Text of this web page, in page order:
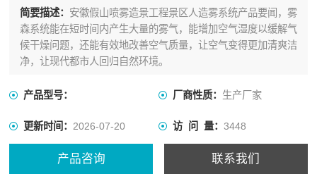
简要描述： 安徽假山喷雾造景工程景区人造雾系统产品要闻，雾
森系统能在短时间内产生大量的雾气，能增加空气湿度以缓解气
候干燥问题，还能有效地改善空气质量，让空气变得更加清爽洁
净，让现代都市人回归自然环境。
产品型号： 厂商性质： 生产厂家
更新时间：2026-07-20 访 问 量： 3448
产品咨询 联系我们